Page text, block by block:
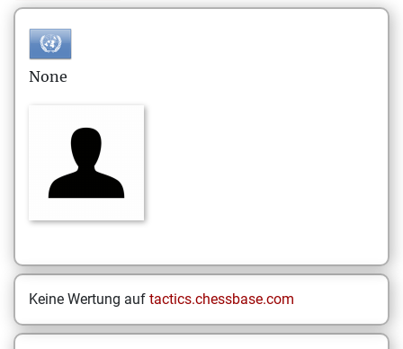
None
Keine Wertung auf tactics.chessbase.com